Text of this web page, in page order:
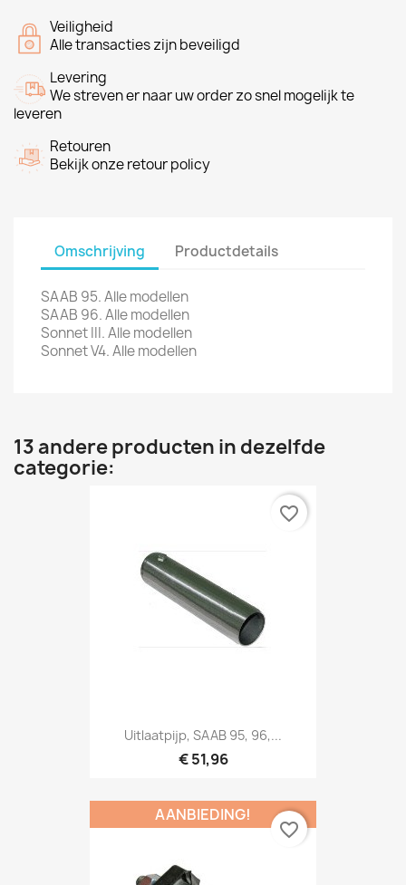
Veiligheid
Alle transacties zijn beveiligd
Levering
We streven er naar uw order zo snel mogelijk te
leveren
Retouren
Bekijk onze retour policy
Omschrijving Productdetails
SAAB 95. Alle modellen
SAAB 96. Alle modellen
Sonnet III. Alle modellen
Sonnet V4. Alle modellen
13 andere producten in dezelfde
categorie:
Uitlaatpijp, SAAB 95, 96,...
€ 51,96
favorite_border
AANBIEDING!
favorite_border